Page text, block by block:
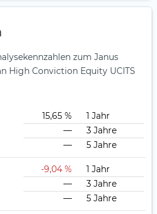
zum Janus
High Conviction Equity UCITS
15,65 %
1 Jahr
—
3 Jahre
—
5 Jahre
-9,04 %
1 Jahr
—
3 Jahre
—
5 Jahre